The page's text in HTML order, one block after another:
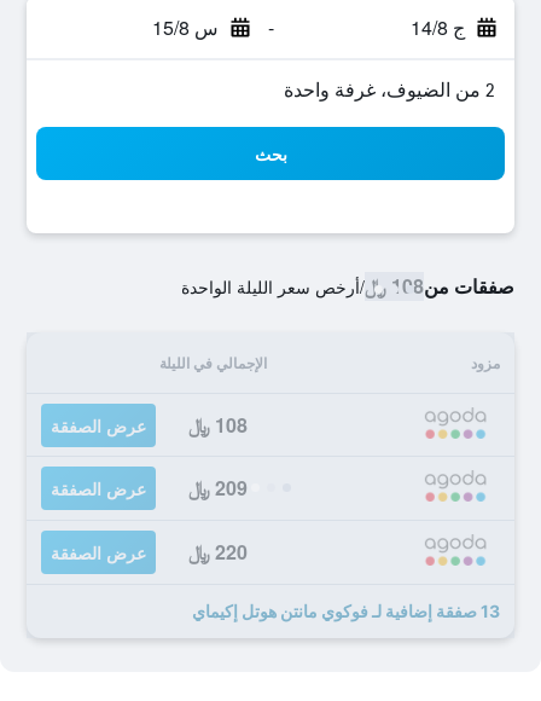
ج 14/8 - س 15/8
2 من الضيوف، غرفة واحدة
بحث
صفقات من108 ﷼ /أرخص سعر الليلة الواحدة
مزود الإجمالي في الليلة
108 ﷼ عرض الصفقة
209 ﷼ عرض الصفقة
220 ﷼ عرض الصفقة
13 صفقة إضافية لـ فوكوي مانتن هوتل إكيماي